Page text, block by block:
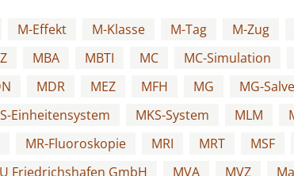
M-Effekt M-Klasse M-Tag M-Zug
MBA MBTI MC MC-Simulation
MDR MEZ MFH MG MG-Salve
Einheitensystem
MKS-System MLM
MR-Fluoroskopie MRI MRT MSF
Friedrichshafen GmbH
MVA MVZ Ma